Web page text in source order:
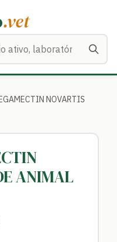
.vet
NOVARTIS
ANIMAL